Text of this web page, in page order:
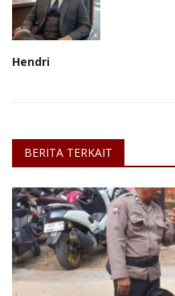
Hendri
BERITA TERKAIT